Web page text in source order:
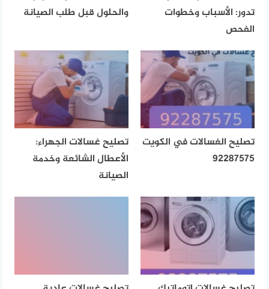
تدور: الأسباب وخطوات
الفحص
والحلول قبل طلب الصيانة
تصليح الغسالات في الكويت
92287575
تصليح غسالات الجهراء:
الأعطال الشائعة وخدمة
الصيانة